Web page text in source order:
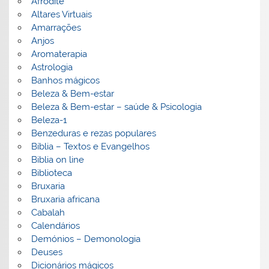
Altares Virtuais
Amarrações
Anjos
Aromaterapia
Astrologia
Banhos mágicos
Beleza & Bem-estar
Beleza & Bem-estar – saúde & Psicologia
Beleza-1
Benzeduras e rezas populares
Bíblia – Textos e Evangelhos
Biblia on line
Biblioteca
Bruxaria
Bruxaria africana
Cabalah
Calendários
Demónios – Demonologia
Deuses
Dicionários mágicos